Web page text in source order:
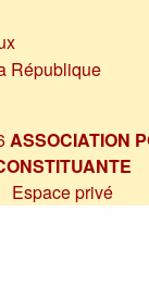
République
ASSOCIATION
Espace privé